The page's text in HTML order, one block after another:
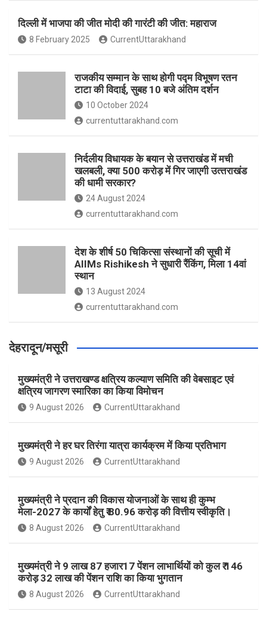
ce
b
o
o
at
s
A
p
p
e
दिल्ली में भाजपा की जीत मोदी की गारंटी की जीत: महाराज
8 February 2025 CurrentUttarakhand
राजकीय सम्मान के साथ होगी पद्म विभूषण रतन
टाटा की विदाई, सुबह 10 बजे अंतिम दर्शन
10 October 2024
currentuttarakhand.com
निर्दलीय विधायक के बयान से उत्तराखंड में मची
खलबली, क्‍या 500 करोड़ में गिर जाएगी उत्‍तराखंड
की धामी सरकार?
24 August 2024
currentuttarakhand.com
देश के शीर्ष 50 चिकित्सा संस्थानों की सूची में
AIIMs Rishikesh ने सुधारी रैंकिंग, मिला 14वां
स्थान
13 August 2024
currentuttarakhand.com
देहरादून/मसूरी
मुख्यमंत्री ने उत्तराखण्ड क्षत्रिय कल्याण समिति की वेबसाइट एवं
क्षत्रिय जागरण स्मारिका का किया विमोचन
9 August 2026 CurrentUttarakhand
मुख्यमंत्री ने हर घर तिरंगा यात्रा कार्यक्रम में किया प्रतिभाग
9 August 2026 CurrentUttarakhand
मुख्यमंत्री ने प्रदान की विकास योजनाओं के साथ ही कुम्भ
मेला-2027 के कार्यों हेतु ₹ 80.96 करोड़ की वित्तीय स्वीकृति।
8 August 2026 CurrentUttarakhand
मुख्यमंत्री ने 9 लाख 87 हजार17 पेंशन लाभार्थियों को कुल ₹ 146
करोड़ 32 लाख की पेंशन राशि का किया भुगतान
8 August 2026 CurrentUttarakhand